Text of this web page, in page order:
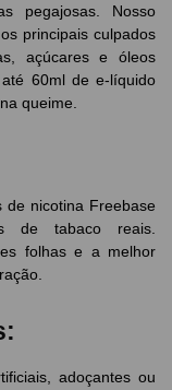
pegajosas. Nosso
principais culpados
açúcares e óleos
60ml de e-líquido
queime.
de nicotina Freebase
de tabaco reais.
folhas e a melhor
adoçantes ou